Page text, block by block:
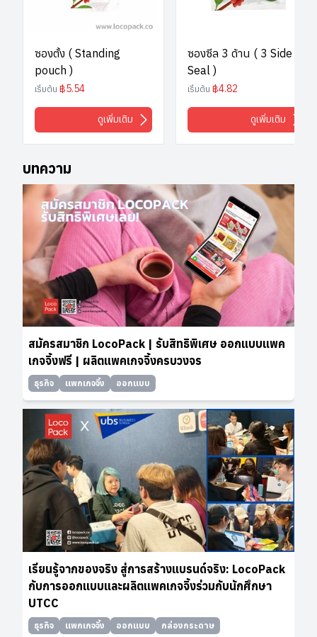
ซองตั้ง ( Standing
pouch )
เริ่มต้น ฿5.54
ดูเพิ่มเติม
ซองซีล 3 ด้าน ( 3 Side
Seal )
เริ่มต้น ฿4.82
ดูเพิ่มเติม
บทความ
สมัครสมาชิก LocoPack | รับสิทธิพิเศษ ออกแบบแพค
เกจจิ้งฟรี | ผลิตแพคเกจจิ้งครบวงจร
ธุรกิจ แพกเกจจิ้ง ออกแบบ
เรียนรู้จากของจริง สู่การสร้างแบรนด์จริง: LocoPack
กับการออกแบบและผลิตแพคเกจจิ้งร่วมกับนักศึกษา
UTCC
ธุรกิจ แพกเกจจิ้ง ออกแบบ กล่องกระดาษ